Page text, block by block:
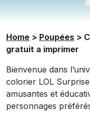
Home > Poupées >
gratuit a imprimer
Bienvenue dans
colorier LOL
amusantes et
personnages